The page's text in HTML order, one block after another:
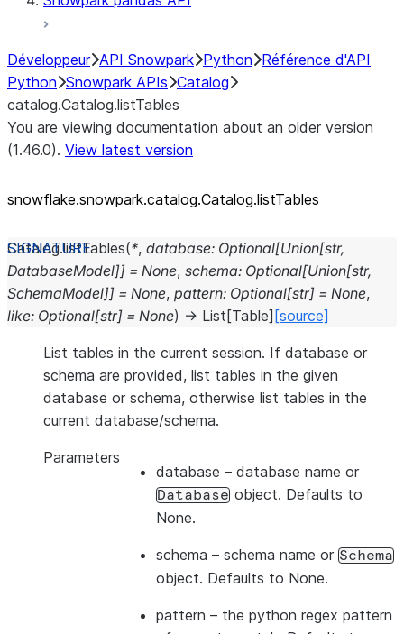
Développeur API Snowpark Python Référence d'API
Python Snowpark APIs Catalog
catalog.Catalog.listTables
You are viewing documentation about an older version
(1.46.0). View latest version
snowflake.snowpark.catalog.Catalog.listTables
Catalog.listTables(*, database: Optional[Union[str,
DatabaseModel]] = None, schema: Optional[Union[str,
SchemaModel]] = None, pattern: Optional[str] = None,
like: Optional[str] = None) → List [Table] [source]
List tables in the current session. If database or
schema are provided, list tables in the given
database or schema, otherwise list tables in the
current database/schema.
Parameters
database – database name or
Database object. Defaults to
None.
schema – schema name or Schema
object. Defaults to None.
pattern – the python regex pattern